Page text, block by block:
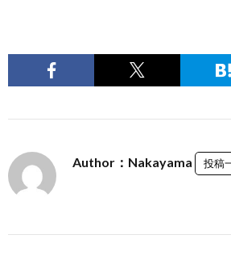
Author：Nakayama 投稿